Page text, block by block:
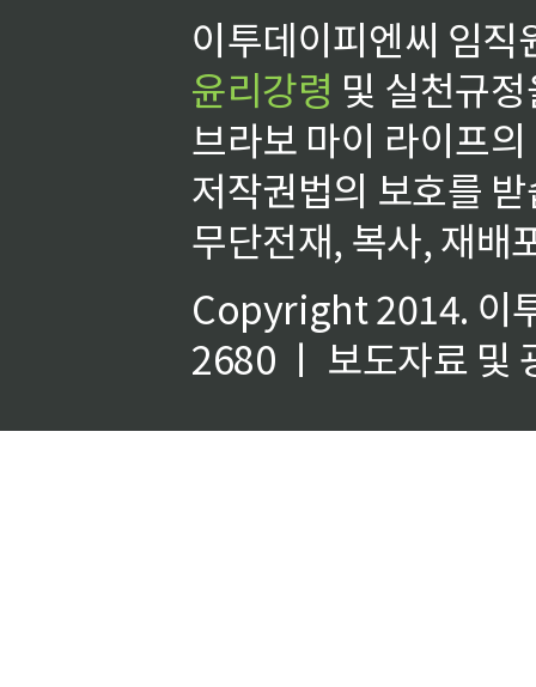
이투데이피엔씨 임
윤리강령 및 실천규
브라보 마이 라이프
저작권법의 보호를
무단전재, 복사, 재배
Copyright 2014. 이
2680 ㅣ 보도자료